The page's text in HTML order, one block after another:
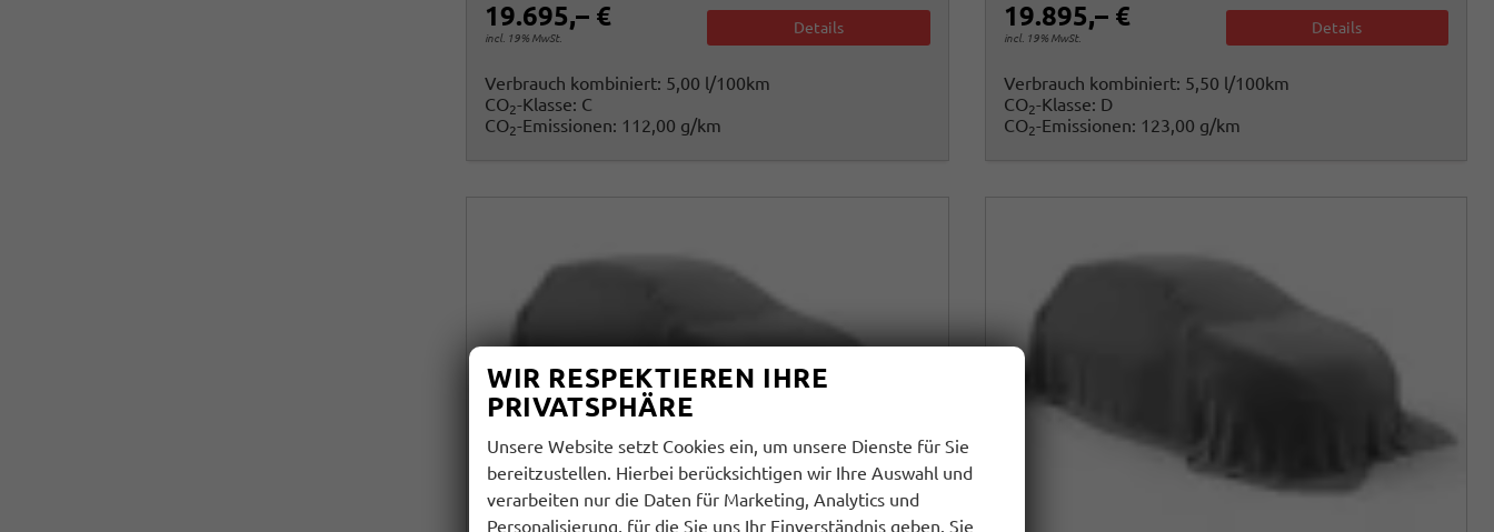
19.695,– €
incl. 19% MwSt.
Details
Verbrauch kombiniert: 5,00 l/100km
CO2-Klasse: C
CO2-Emissionen: 112,00 g/km
19.895,– €
incl. 19% MwSt.
Details
Verbrauch kombiniert: 5,50 l/100km
CO2-Klasse: D
CO2-Emissionen: 123,00 g/km
WIR RESPEKTIEREN IHRE
PRIVATSPHÄRE
Unsere Website setzt Cookies ein, um unsere Dienste für Sie
bereitzustellen. Hierbei berücksichtigen wir Ihre Auswahl und
verarbeiten nur die Daten für Marketing, Analytics und
Personalisierung, für die Sie uns Ihr Einverständnis geben. Sie